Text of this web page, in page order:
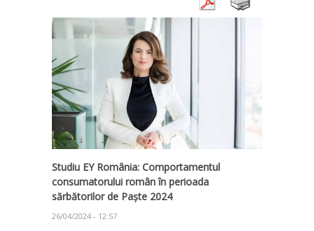
Studiu EY România: Comportamentul
consumatorului român în perioada
sărbătorilor de Paște 2024
26/04/2024 - 12:57